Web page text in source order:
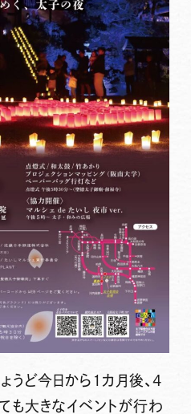
うど今日から1カ月後、4
も大きなイベントが行わ